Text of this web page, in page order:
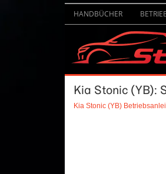
HANDBÜCHER
Kia Stonic (YB):
Kia Stonic (YB)